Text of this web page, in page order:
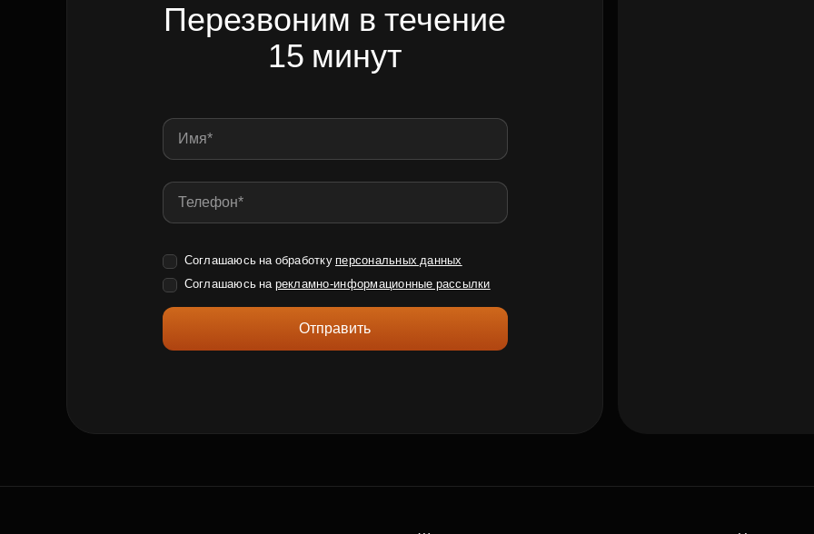
Перезвоним в течение
15 минут
Соглашаюсь на обработку персональных данных
Соглашаюсь на рекламно-информационные рассылки
Отправить